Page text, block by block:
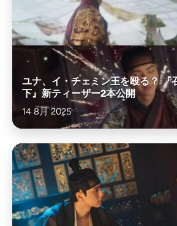
ユナ、イ・チェミン王を殴る？ 『
下』新ティーザー2本公開
14 8月 2025